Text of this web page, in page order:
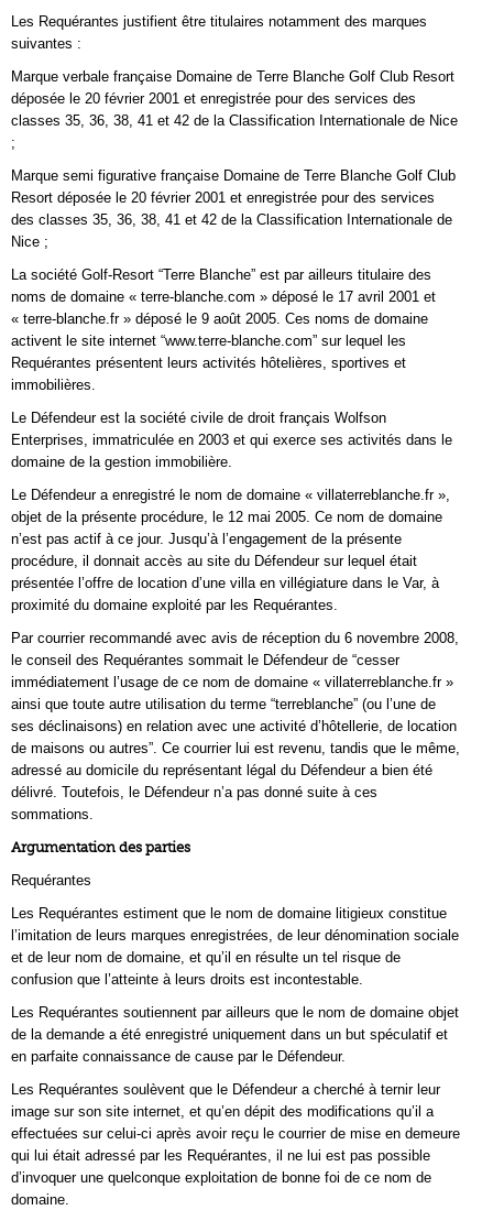
Les Requérantes justifient être titulaires notamment des marques
suivantes :
Marque verbale française Domaine de Terre Blanche Golf Club Resort
déposée le 20 février 2001 et enregistrée pour des services des
classes 35, 36, 38, 41 et 42 de la Classification Internationale de Nice
;
Marque semi figurative française Domaine de Terre Blanche Golf Club
Resort déposée le 20 février 2001 et enregistrée pour des services
des classes 35, 36, 38, 41 et 42 de la Classification Internationale de
Nice ;
La société Golf-Resort “Terre Blanche” est par ailleurs titulaire des
noms de domaine « terre-blanche.com » déposé le 17 avril 2001 et
« terre-blanche.fr » déposé le 9 août 2005. Ces noms de domaine
activent le site internet “www.terre-blanche.com” sur lequel les
Requérantes présentent leurs activités hôtelières, sportives et
immobilières.
Le Défendeur est la société civile de droit français Wolfson
Enterprises, immatriculée en 2003 et qui exerce ses activités dans le
domaine de la gestion immobilière.
Le Défendeur a enregistré le nom de domaine « villaterreblanche.fr »,
objet de la présente procédure, le 12 mai 2005. Ce nom de domaine
n’est pas actif à ce jour. Jusqu’à l’engagement de la présente
procédure, il donnait accès au site du Défendeur sur lequel était
présentée l’offre de location d’une villa en villégiature dans le Var, à
proximité du domaine exploité par les Requérantes.
Par courrier recommandé avec avis de réception du 6 novembre 2008,
le conseil des Requérantes sommait le Défendeur de “cesser
immédiatement l’usage de ce nom de domaine « villaterreblanche.fr »
ainsi que toute autre utilisation du terme “terreblanche” (ou l’une de
ses déclinaisons) en relation avec une activité d’hôtellerie, de location
de maisons ou autres”. Ce courrier lui est revenu, tandis que le même,
adressé au domicile du représentant légal du Défendeur a bien été
délivré. Toutefois, le Défendeur n’a pas donné suite à ces
sommations.
Argumentation des parties
Requérantes
Les Requérantes estiment que le nom de domaine litigieux constitue
l’imitation de leurs marques enregistrées, de leur dénomination sociale
et de leur nom de domaine, et qu’il en résulte un tel risque de
confusion que l’atteinte à leurs droits est incontestable.
Les Requérantes soutiennent par ailleurs que le nom de domaine objet
de la demande a été enregistré uniquement dans un but spéculatif et
en parfaite connaissance de cause par le Défendeur.
Les Requérantes soulèvent que le Défendeur a cherché à ternir leur
image sur son site internet, et qu’en dépit des modifications qu’il a
effectuées sur celui-ci après avoir reçu le courrier de mise en demeure
qui lui était adressé par les Requérantes, il ne lui est pas possible
d’invoquer une quelconque exploitation de bonne foi de ce nom de
domaine.